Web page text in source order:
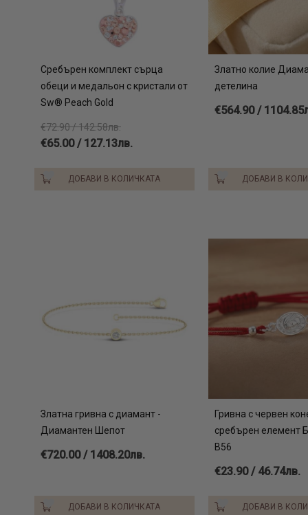
Сребърен комплект сърца
обеци и медальон с кристали от
Sw® Peach Gold
€72.90 / 142.58лв.
€65.00 / 127.13лв.
ДОБАВИ В КОЛИЧКАТА
Златно колие
детелина
€564.90 /
ДОБАВИ В
Златна гривна с диамант -
Диамантен Шепот
€720.00 / 1408.20лв.
ДОБАВИ В КОЛИЧКАТА
Гривна с червен
сребърен елемент
В56
€23.90 / 46.74лв.
ДОБАВИ В